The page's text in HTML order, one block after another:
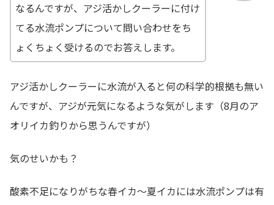
なるんですが、アジ活かしクーラーに付け
てる水流ポンプについて問い合わせをち
ょくちょく受けるのでお答えします。
アジ活かしクーラーに水流が入ると何の科学的根拠も無い
んですが、アジが元気になるような気がします（8月のア
オリイカ釣りから思うんですが）
気のせいかも？
酸素不足になりがちな春イカ～夏イカには水流ポンプは有